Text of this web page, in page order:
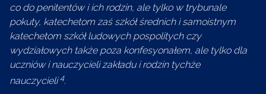
co do penitentów i ich rodzin, ale tylko w trybunale
pokuty, katechetom zaś szkół średnich i samoistnym
katechetom szkół ludowych pospolitych czy
wydziałowych także poza konfesyonałem, ale tylko dla
uczniów i nauczycieli zakładu i rodzin tychże
nauczycieli4.